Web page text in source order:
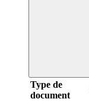
Type de
document